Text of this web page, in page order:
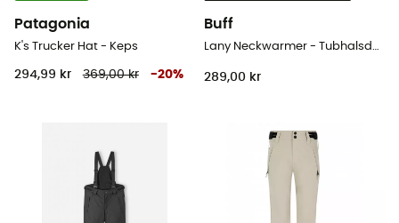
Patagonia
K's Trucker Hat - Keps
294,99 kr 369,00 kr -20%
Buff
Lany Neckwarmer - Tubhalsduk - Børn
289,00 kr